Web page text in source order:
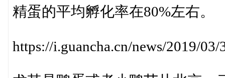
精蛋的平均孵化率在80%左右。
https://i.guancha.cn/news/2019/